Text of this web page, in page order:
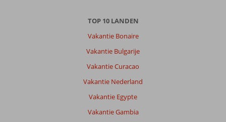
TOP 10 LANDEN
Vakantie Bonaire
Vakantie Bulgarije
Vakantie Curacao
Vakantie Nederland
Vakantie Egypte
Vakantie Gambia